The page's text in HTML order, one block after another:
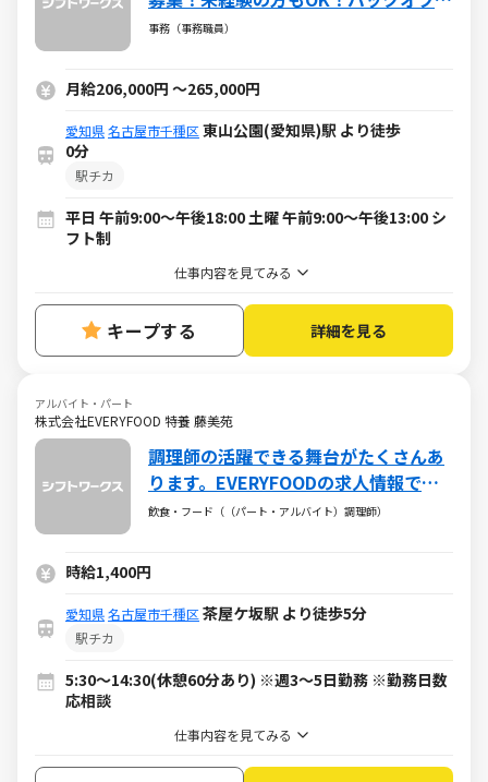
スから予防医療に貢献
事務（事務職員）
月給206,000円 ～265,000円
愛知県名古屋市千種区 東山公園(愛知県)駅 より徒歩
0分
駅チカ
平日 午前9:00～午後18:00 土曜 午前9:00～午後13:00 シ
フト制
仕事内容を見てみる
キープする 詳細を見る
アルバイト・パート
株式会社EVERYFOOD 特養 藤美苑
調理師の活躍できる舞台がたくさんあ
ります。EVERYFOODの求人情報で
す。
飲食・フード（（パート・アルバイト）調理師）
時給1,400円
愛知県名古屋市千種区 茶屋ケ坂駅 より徒歩5分
駅チカ
5:30～14:30(休憩60分あり) ※週3～5日勤務 ※勤務日数
応相談
仕事内容を見てみる